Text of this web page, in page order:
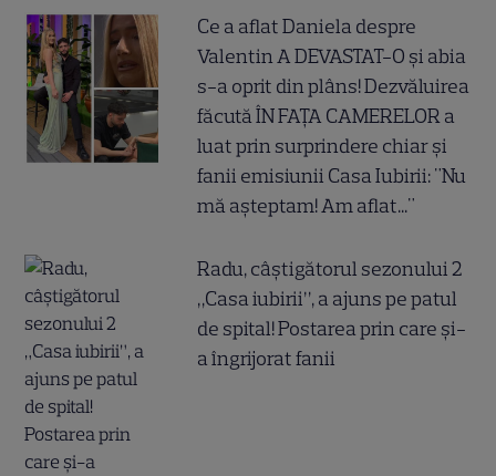
Ce a aflat Daniela despre
Valentin A DEVASTAT-O și abia
s-a oprit din plâns! Dezvăluirea
făcută ÎN FAȚA CAMERELOR a
luat prin surprindere chiar și
fanii emisiunii Casa Iubirii: "Nu
mă așteptam! Am aflat..."
Radu, câștigătorul sezonului 2
„Casa iubirii”, a ajuns pe patul
de spital! Postarea prin care și-
a îngrijorat fanii